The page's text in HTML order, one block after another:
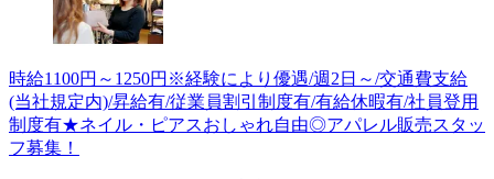
時給1100円～1250円※経験により優遇/週2日～/交通費支給
(当社規定内)/昇給有/従業員割引制度有/有給休暇有/社員登用
制度有★ネイル・ピアスおしゃれ自由◎アパレル販売スタッ
フ募集！